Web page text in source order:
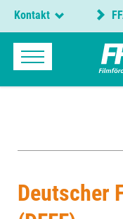
Kontakt
Deutscher